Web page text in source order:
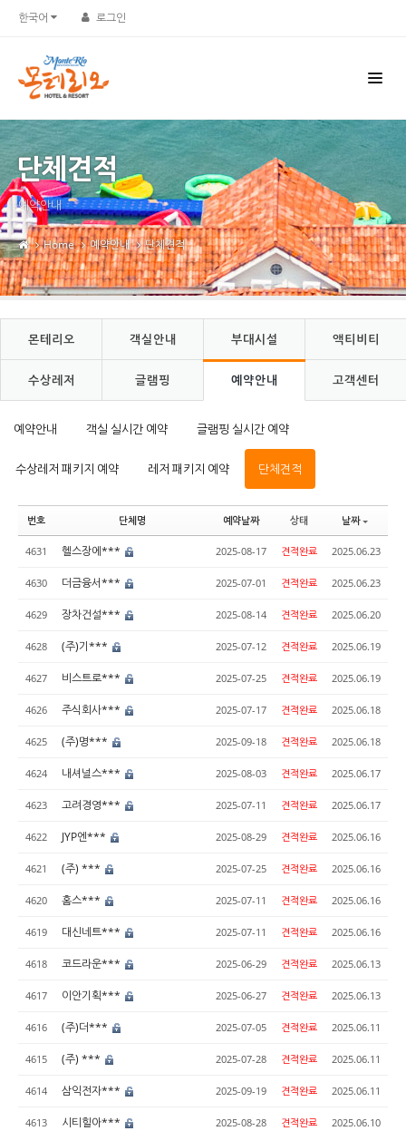
한국어 로그인
단체견적
예약안내
Home 예약안내 단체견적
몬테리오 객실안내 부대시설 액티비티
수상레저 글램핑 예약안내 고객센터
예약안내 객실 실시간 예약 글램핑 실시간 예약
수상레저 패키지 예약 레저 패키지 예약 단체견적
번호 단체명 예약날짜 상태 날짜
4631 헬스장에*** 2025-08-17 견적완료 2025.06.23
4630 더금융서*** 2025-07-01 견적완료 2025.06.23
4629 장차건설*** 2025-08-14 견적완료 2025.06.20
4628 (주)기*** 2025-07-12 견적완료 2025.06.19
4627 비스트로*** 2025-07-25 견적완료 2025.06.19
4626 주식회사*** 2025-07-17 견적완료 2025.06.18
4625 (주)명*** 2025-09-18 견적완료 2025.06.18
4624 내셔널스*** 2025-08-03 견적완료 2025.06.17
4623 고려경영*** 2025-07-11 견적완료 2025.06.17
4622 JYP엔*** 2025-08-29 견적완료 2025.06.16
4621 (주) *** 2025-07-25 견적완료 2025.06.16
4620 홈스*** 2025-07-11 견적완료 2025.06.16
4619 대신네트*** 2025-07-11 견적완료 2025.06.16
4618 코드라운*** 2025-06-29 견적완료 2025.06.13
4617 이안기획*** 2025-06-27 견적완료 2025.06.13
4616 (주)더*** 2025-07-05 견적완료 2025.06.11
4615 (주) *** 2025-07-28 견적완료 2025.06.11
4614 삼익전자*** 2025-09-19 견적완료 2025.06.11
4613 시티힐아*** 2025-08-28 견적완료 2025.06.10
Sketchbook5, 스케치북5